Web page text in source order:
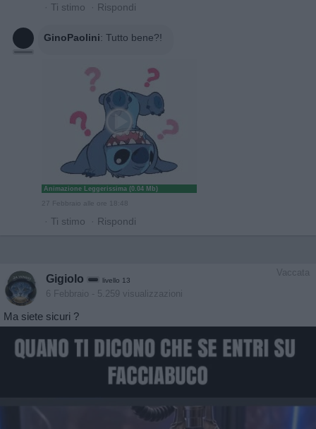
· Ti stimo · Rispondi
GinoPaolini: Tutto bene?!
Animazione Leggerissima (0.04 Mb)
27 Febbraio alle ore 18:48
· Ti stimo · Rispondi
Vaccata
Gigiolo livello 13
6 Febbraio - 5.259 visualizzazioni
Ma siete sicuri ?